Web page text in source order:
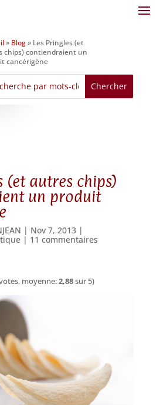
» Blog» Les Pringles (et
chips) contiendraient un
cancérigène
(et autres chips)
un produit
| Nov 7, 2013|
| 11 commentaires
moyenne:2,88sur 5)